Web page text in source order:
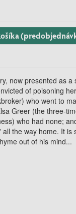
Do košíka
now presented as a
of poisoning
who went to
Greer (the three-
who had none;
the way home. It is
out of his mind...